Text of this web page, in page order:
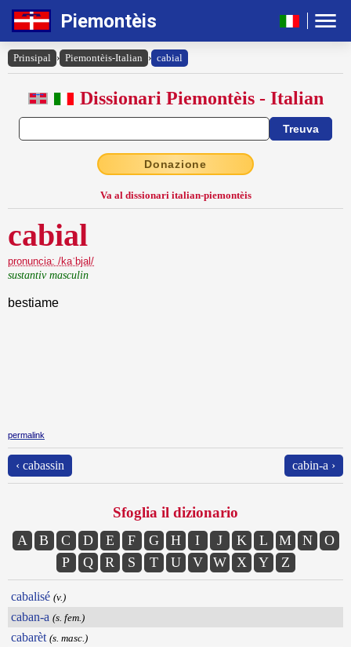
Piemontèis
Prinsipal › Piemontèis-Italian › cabial
Dissionari Piemontèis - Italian
Donazione
Va al dissionari italian-piemontèis
cabial
pronuncia: /kaˈbjal/
sustantiv masculin
bestiame
permalink
‹ cabassin cabin-a ›
Sfoglia il dizionario
A B C D E F G H I J K L M N
O
P
Q R S T U V W X Y Z
cabalisé (v.)
caban-a (s. fem.)
cabarèt (s. masc.)